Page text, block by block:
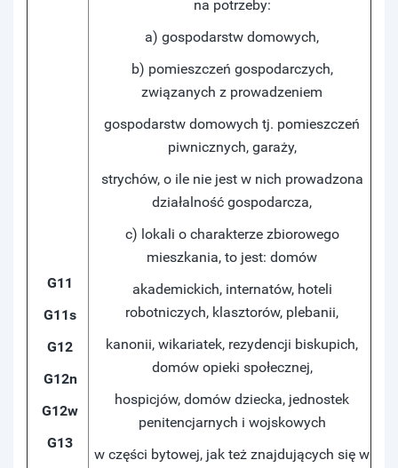
G11
G11s
G12
G12n
G12w
G13
na potrzeby:
a) gospodarstw domowych,
b) pomieszczeń gospodarczych,
związanych z prowadzeniem
gospodarstw domowych tj. pomieszczeń
piwnicznych, garaży,
strychów, o ile nie jest w nich prowadzona
działalność gospodarcza,
c) lokali o charakterze zbiorowego
mieszkania, to jest: domów
akademickich, internatów, hoteli
robotniczych, klasztorów, plebanii,
kanonii, wikariatek, rezydencji biskupich,
domów opieki społecznej,
hospicjów, domów dziecka, jednostek
penitencjarnych i wojskowych
w części bytowej, jak też znajdujących się w